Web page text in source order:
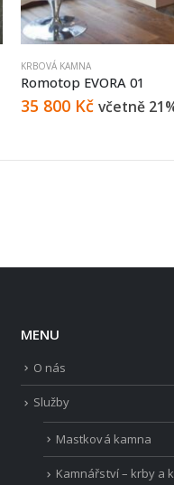
KRBOVÁ KAMNA
Romotop EVORA 01
35 800 Kč včetně
MENU
O nás
Služby
Mastková kamna
Kamnářství – krby a